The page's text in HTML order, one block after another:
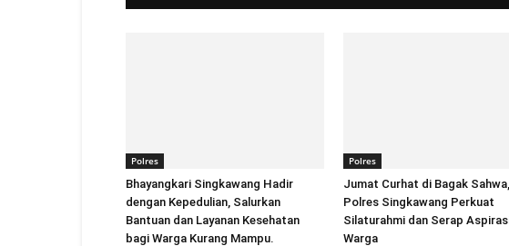
Polres
Bhayangkari Singkawang Hadir
dengan Kepedulian, Salurkan
Bantuan dan Layanan Kesehatan
bagi Warga Kurang Mampu.
Polres
Jumat Curhat di Bagak Sahwa,
Polres Singkawang Perkuat
Silaturahmi dan Serap
Warga